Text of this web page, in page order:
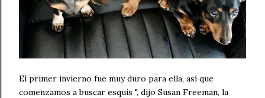
El primer invierno fue muy duro para ella, así que
comenzamos a buscar esquís ", dijo Susan Freeman, la